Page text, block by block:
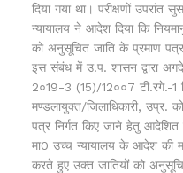
दिया गया था। परीक्षणों
न्यायालय ने आदेश दिया कि
को अनुसूचित जाति के प्रमाण पत्र
इस संबंध में उ.प. शासन द्वारा
2०19-3 (15)/12००7 टी.रगे.-
मण्डलायुक्त/जिलाधिकारी, उप्र.
पत्र निर्गत किए जाने हेतु
मा0 उच्च न्यायालय के आदेश की
करते हुए उक्त जातियों को